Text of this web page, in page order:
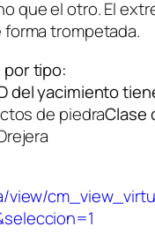
que el otro. El
trompetada.
por tipo:
del yacimiento
de piedraClase
view/